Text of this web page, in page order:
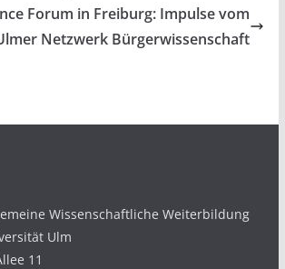
Forum in Freiburg: Impulse vom
Netzwerk Bürgerwissenschaft
Wissenschaftliche Weiterbildung
Ulm
11